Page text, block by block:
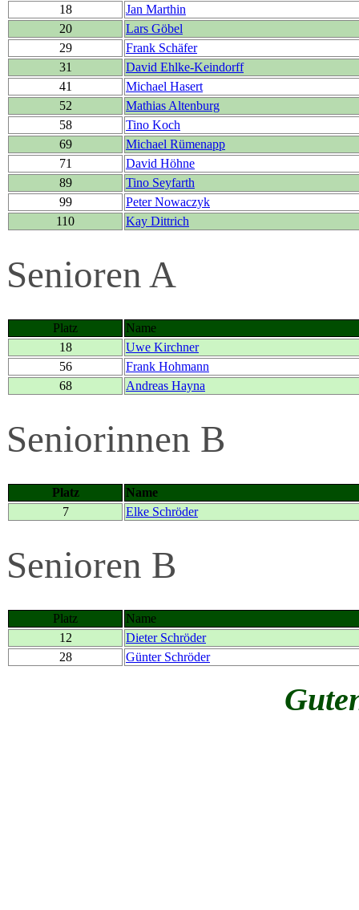
18
Jan Marthin
20
Lars Göbel
29
Frank Schäfer
31
David Ehlke-Keindorff
41
Michael Hasert
52
Mathias Altenburg
58
Tino Koch
69
Michael Rümenapp
71
David Höhne
89
Tino Seyfarth
99
Peter Nowaczyk
110
Kay Dittrich
Senioren A
Platz
Name
18
Uwe Kirchner
56
Frank Hohmann
68
Andreas Hayna
Seniorinnen B
Platz
Name
7
Elke Schröder
Senioren B
Platz
Name
12
Dieter Schröder
28
Günter Schröder